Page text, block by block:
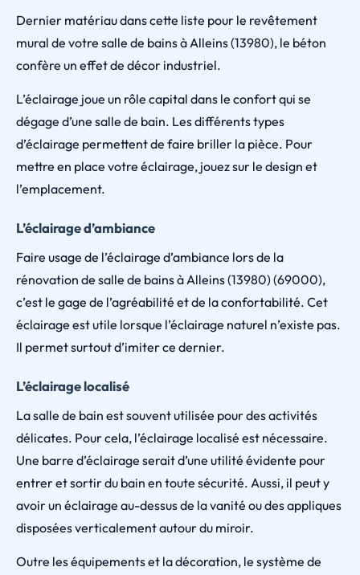
Dernier matériau dans cette liste pour le revêtement
mural de votre salle de bains à Alleins (13980), le béton
confère un effet de décor industriel.
L’éclairage joue un rôle capital dans le confort qui se
dégage d’une salle de bain. Les différents types
d’éclairage permettent de faire briller la pièce. Pour
mettre en place votre éclairage, jouez sur le design et
l’emplacement.
L’éclairage d’ambiance
Faire usage de l’éclairage d’ambiance lors de la
rénovation de salle de bains à Alleins (13980) (69000),
c’est le gage de l’agréabilité et de la confortabilité. Cet
éclairage est utile lorsque l’éclairage naturel n’existe pas.
Il permet surtout d’imiter ce dernier.
L’éclairage localisé
La salle de bain est souvent utilisée pour des activités
délicates. Pour cela, l’éclairage localisé est nécessaire.
Une barre d’éclairage serait d’une utilité évidente pour
entrer et sortir du bain en toute sécurité. Aussi, il peut y
avoir un éclairage au-dessus de la vanité ou des appliques
disposées verticalement autour du miroir.
Outre les équipements et la décoration, le système de